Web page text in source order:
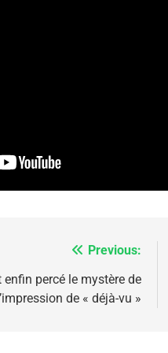
Previous:
percé le mystère de
de « déjà-vu »
: Les Amandes De